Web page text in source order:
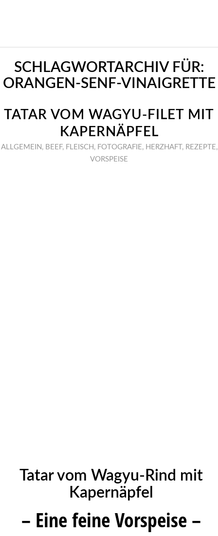
SCHLAGWORTARCHIV FÜR:
ORANGEN-SENF-VINAIGRETTE
TATAR VOM WAGYU-FILET MIT
KAPERNÄPFEL
ALLGEMEIN , BEEF, FLEISCH , FOTOGRAFIE, HERZHAFT , REZEPTE,
VORSPEISE
Tatar vom Wagyu-Rind mit
Kapernäpfel
– Eine feine Vorspeise –